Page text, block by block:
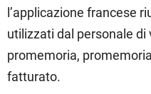
l’applicazione francese
utilizzati dal personale di
promemoria,
fatturato.